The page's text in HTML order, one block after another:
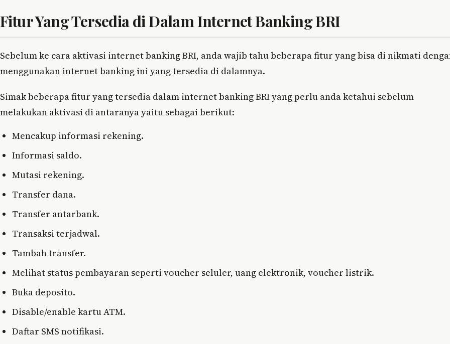
Fitur Yang Tersedia di Dalam Internet Banking BRI
Sebelum ke cara aktivasi internet banking BRI, anda wajib tahu beberapa fitur yang bisa di nikmati
menggunakan internet banking ini yang tersedia di dalamnya.
Simak beberapa fitur yang tersedia dalam internet banking BRI yang perlu anda ketahui sebelum
melakukan aktivasi di antaranya yaitu sebagai berikut:
Mencakup informasi rekening.
Informasi saldo.
Mutasi rekening.
Transfer dana.
Transfer antarbank.
Transaksi terjadwal.
Tambah transfer.
Melihat status pembayaran seperti voucher seluler, uang elektronik, voucher listrik.
Buka deposito.
Disable/enable kartu ATM.
Daftar SMS notifikasi.